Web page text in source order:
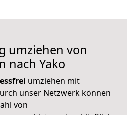
umziehen von
nach Yako
umziehen mit
unser Netzwerk können
von